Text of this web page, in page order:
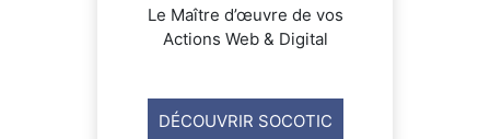
Le Maître d’œuvre de vos
Actions Web & Digital
DÉCOUVRIR SOCOTIC